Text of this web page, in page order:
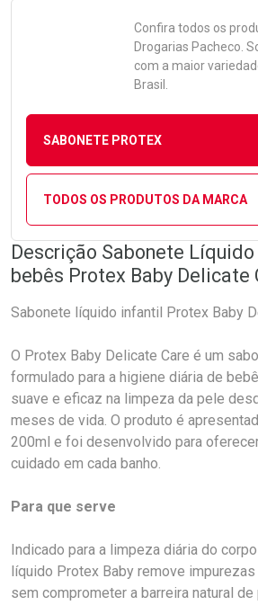
Confira todos os
Drogarias Pacheco.
com a maior
Brasil.
SABONETE PROTEX
TODOS OS PRODUTOS DA MARCA
Descrição Sabonete
bebês Protex Baby Delicate
Sabonete líquido infantil Protex Baby
O Protex Baby Delicate Care é um
formulado para a higiene diária de
suave e eficaz na limpeza da pele
meses de vida. O produto é
200ml e foi desenvolvido para
cuidado em cada banho.
Para que serve
Indicado para a limpeza diária do
líquido Protex Baby remove
sem comprometer a barreira natural